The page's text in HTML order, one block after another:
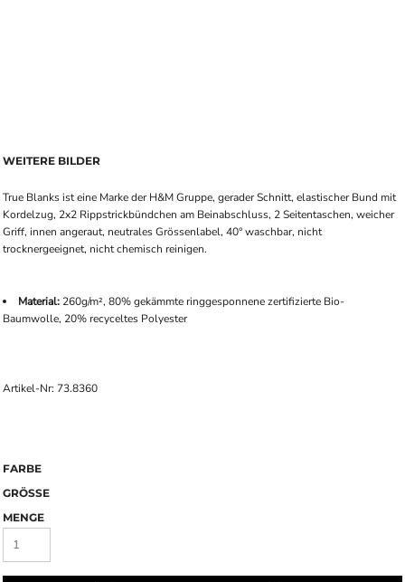
WEITERE BILDER
True Blanks ist eine Marke der H&M Gruppe, gerader Schnitt, elastischer Bund mit
Kordelzug, 2x2 Rippstrickbündchen am Beinabschluss, 2 Seitentaschen, weicher
Griff, innen angeraut, neutrales Grössenlabel, 40° waschbar, nicht
trocknergeeignet, nicht chemisch reinigen.
Material: 260g/m², 80% gekämmte ringgesponnene zertifizierte Bio-
Baumwolle, 20% recyceltes Polyester
Artikel-Nr: 73.8360
FARBE
GRÖSSE
MENGE